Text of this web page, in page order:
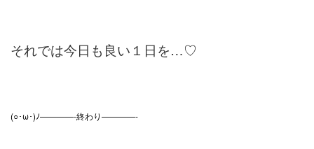
それでは今日も良い１日を…♡
(○･ω･)ﾉ————-終わり————-